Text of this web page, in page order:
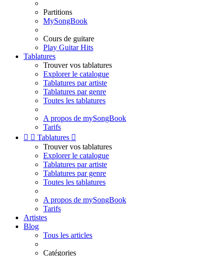
Partitions
MySongBook
Cours de guitare
Play Guitar Hits
Tablatures
Trouver vos tablatures
Explorer le catalogue
Tablatures par artiste
Tablatures par genre
Toutes les tablatures
A propos de mySongBook
Tarifs
  Tablatures 
Trouver vos tablatures
Explorer le catalogue
Tablatures par artiste
Tablatures par genre
Toutes les tablatures
A propos de mySongBook
Tarifs
Artistes
Blog
Tous les articles
Catégories